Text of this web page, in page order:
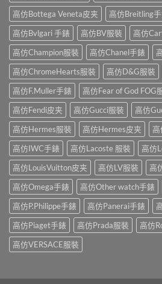
高仿Bottega Veneta皮夹
高仿Breitling
高仿Bvlgari 手錶
高仿BV服裝
高仿
高仿Champion服裝
高仿Chanel手錶
高仿ChromeHearts服裝
高仿D&G服裝
高仿F.Muller手錶
高仿Fear of God FOG
高仿Fendi皮夹
高仿Gucci服裝 高仿
高仿Hermes服裝
高仿Hermes皮夹
高仿IWC手錶
高仿Lacoste 服裝
高仿
高仿LouisVuitton皮夹
高仿LV服裝
高
高仿Omega手錶
高仿Other watch手錶
高仿P.Philippe手錶
高仿Panerai手錶
高仿Piaget手錶
高仿Prada服裝
高仿
高仿VERSACE服裝